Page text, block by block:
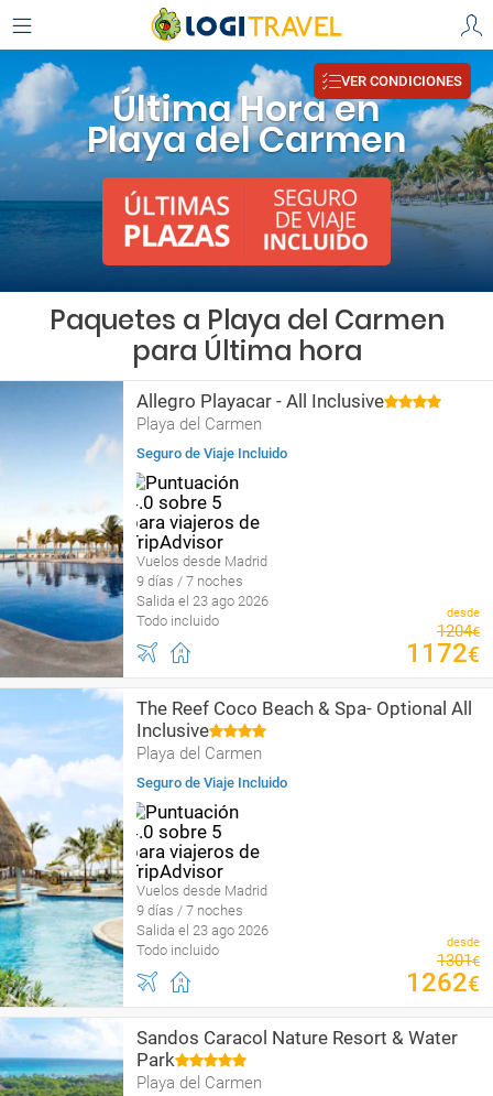
Última Hora en
Playa del Carmen
VER CONDICIONES
Paquetes a Playa del Carmen
para Última hora
Allegro Playacar - All Inclusive
Playa del Carmen
Seguro de Viaje Incluido
Vuelos desde Madrid
9 días / 7 noches
Salida el 23 ago 2026
Todo incluido
desde
1204€
1172€
The Reef Coco Beach & Spa- Optional All
Inclusive
Playa del Carmen
Seguro de Viaje Incluido
Vuelos desde Madrid
9 días / 7 noches
Salida el 23 ago 2026
Todo incluido
desde
1301€
1262€
Sandos Caracol Nature Resort & Water
Park
Playa del Carmen